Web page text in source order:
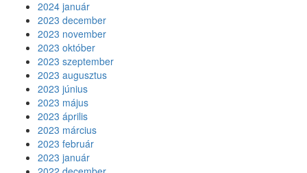
2024 január
2023 december
2023 november
2023 október
2023 szeptember
2023 augusztus
2023 június
2023 május
2023 április
2023 március
2023 február
2023 január